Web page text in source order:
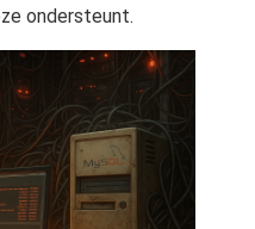
ondersteunt.